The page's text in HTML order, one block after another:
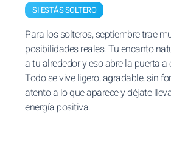
SI ESTÁS SOLTERO
Para los solteros, septiembre trae
posibilidades reales. Tu encanto
a tu alrededor y eso abre la puerta
Todo se vive ligero, agradable, sin
atento a lo que aparece y déjate
energía positiva.